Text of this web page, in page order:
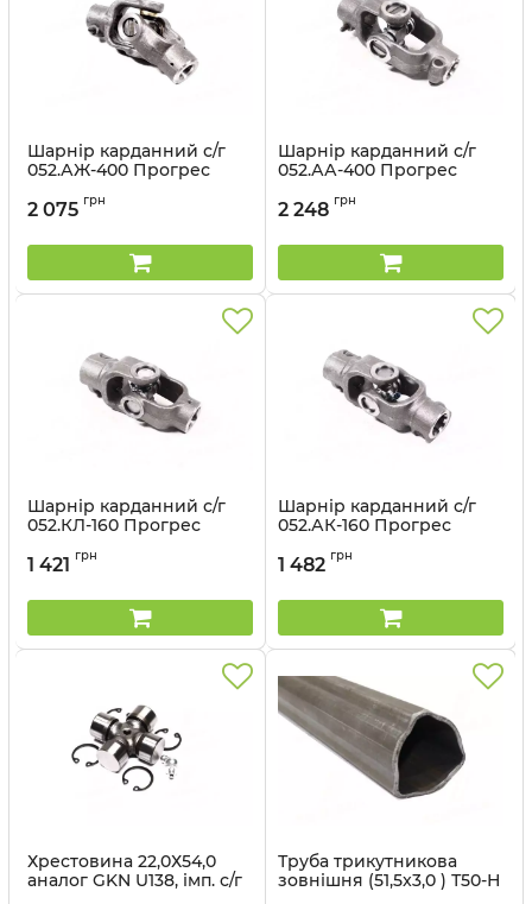
Шарнір карданний с/г
052.АЖ-400 Прогрес
2 075 грн
Шарнір карданний с/г
052.АА-400 Прогрес
2 248 грн
Шарнір карданний с/г
052.КЛ-160 Прогрес
1 421 грн
Шарнір карданний с/г
052.АК-160 Прогрес
1 482 грн
Хрестовина 22,0Х54,0
аналог GKN U138, імп. с/г
Труба трикутникова
зовнішня (51,5x3,0 ) Т50-Н